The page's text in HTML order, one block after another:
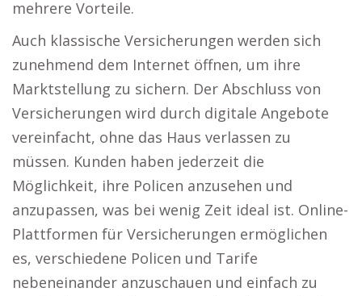
mehrere Vorteile.
Auch klassische Versicherungen werden sich
zunehmend dem Internet öffnen, um ihre
Marktstellung zu sichern. Der Abschluss von
Versicherungen wird durch digitale Angebote
vereinfacht, ohne das Haus verlassen zu
müssen. Kunden haben jederzeit die
Möglichkeit, ihre Policen anzusehen und
anzupassen, was bei wenig Zeit ideal ist. Online-
Plattformen für Versicherungen ermöglichen
es, verschiedene Policen und Tarife
nebeneinander anzuschauen und einfach zu